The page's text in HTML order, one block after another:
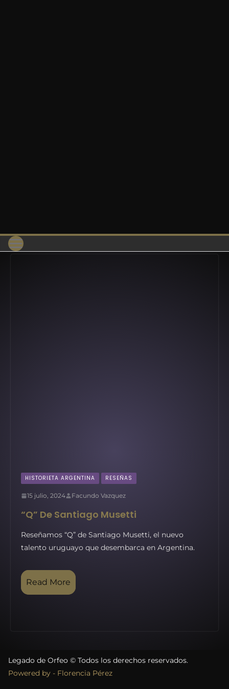
HISTORIETA ARGENTINA RESEÑAS
15 julio, 2024 Facundo Vazquez
“Q” De Santiago Musetti
Reseñamos “Q” de Santiago Musetti, el nuevo
talento uruguayo que desembarca en Argentina.
Read More
Legado de Orfeo © Todos los derechos reservados.
Powered by - Florencia Pérez